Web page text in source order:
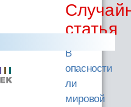
статья
В
опасности
ли
мировой